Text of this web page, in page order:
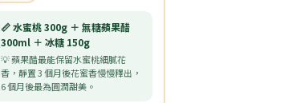
📏 水蜜桃 300g ＋ 無糖蘋果醋
300ml ＋ 冰糖 150g
💡 蘋果醋最能保留水蜜桃細膩花
香，靜置 3 個月後花蜜香慢慢釋出，
6 個月後最為圓潤甜美。